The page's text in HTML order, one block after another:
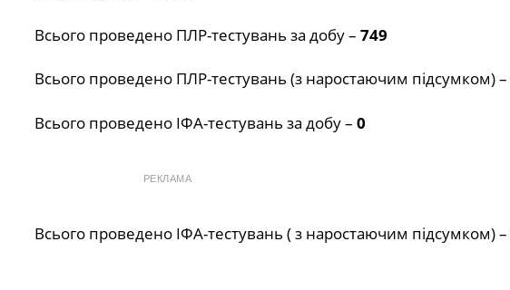
Всього проведено ПЛР-тестувань за добу – 749
Всього проведено ПЛР-тестувань (з наростаючим підсумком) –
Всього проведено ІФА-тестувань за добу – 0
РЕКЛАМА
Всього проведено ІФА-тестувань ( з наростаючим підсумком) –